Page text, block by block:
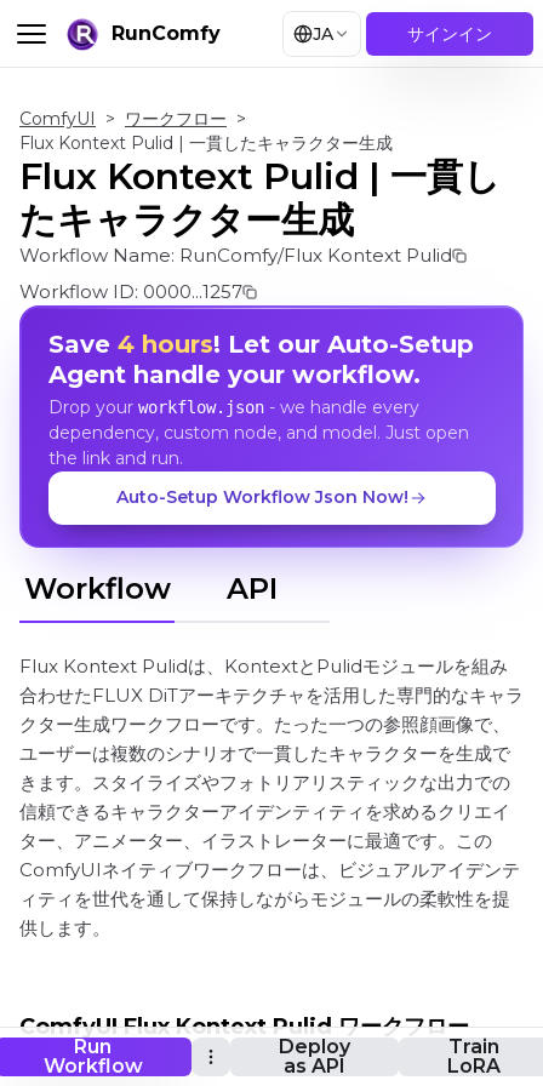
RunComfy JA サインイン
Run
Workflow
Deploy
as API
Train
LoRA
ComfyUI > ワークフロー >
Flux Kontext Pulid | 一貫したキャラクター生成
Flux Kontext Pulid | 一貫し
たキャラクター生成
Workflow Name: RunComfy/Flux Kontext Pulid
Workflow ID: 0000...1257
Save 4 hours! Let our Auto-Setup
Agent handle your workflow.
Drop your workflow.json- we handle every
dependency, custom node, and model. Just open
the link and run.
Auto-Setup Workflow Json Now!
Workflow API
Flux Kontext Pulidは、KontextとPulidモジュールを組み
合わせたFLUX DiTアーキテクチャを活用した専門的なキャラ
クター生成ワークフローです。たった一つの参照顔画像で、
ユーザーは複数のシナリオで一貫したキャラクターを生成で
きます。スタイライズやフォトリアリスティックな出力での
信頼できるキャラクターアイデンティティを求めるクリエイ
ター、アニメーター、イラストレーターに最適です。この
ComfyUIネイティブワークフローは、ビジュアルアイデンテ
ィティを世代を通して保持しながらモジュールの柔軟性を提
供します。
ComfyUI Flux Kontext Pulid ワークフロー